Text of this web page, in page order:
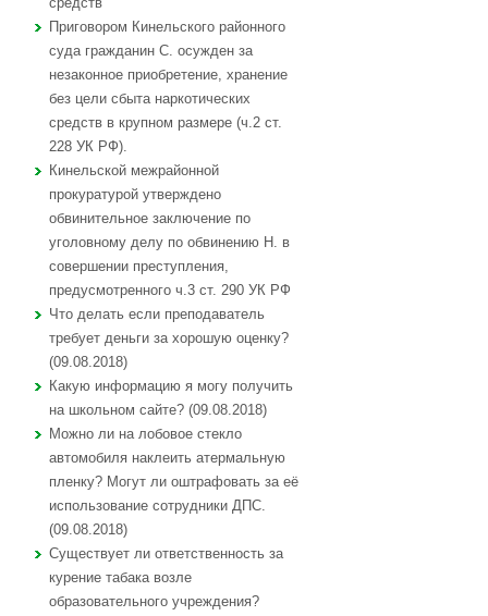
Приговором Кинельского районного
суда гражданин С. осужден за
незаконное приобретение, хранение
без цели сбыта наркотических
средств в крупном размере (ч.2 ст.
228 УК РФ).
Кинельской межрайонной
прокуратурой утверждено
обвинительное заключение по
уголовному делу по обвинению Н. в
совершении преступления,
предусмотренного ч.3 ст. 290 УК РФ
Что делать если преподаватель
требует деньги за хорошую оценку?
(09.08.2018)
Какую информацию я могу получить
на школьном сайте? (09.08.2018)
Можно ли на лобовое стекло
автомобиля наклеить атермальную
пленку? Могут ли оштрафовать за её
использование сотрудники ДПС.
(09.08.2018)
Существует ли ответственность за
курение табака возле
образовательного учреждения?